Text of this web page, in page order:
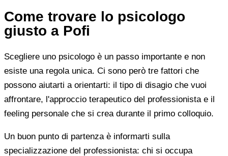
Come trovare lo psicologo
giusto a Pofi
Scegliere uno psicologo è un passo importante e non
esiste una regola unica. Ci sono però tre fattori che
possono aiutarti a orientarti: il tipo di disagio che vuoi
affrontare, l'approccio terapeutico del professionista e il
feeling personale che si crea durante il primo colloquio.
Un buon punto di partenza è informarti sulla
specializzazione del professionista: chi si occupa